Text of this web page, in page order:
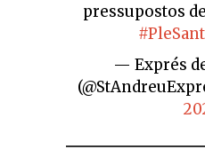
pressupostos
— Exprés